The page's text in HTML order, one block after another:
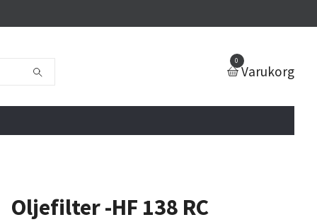
0
Varukorg
Oljefilter -HF 138 RC